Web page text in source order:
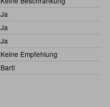
Ja
Ja
Ja
Keine Empfehlung
Bartl